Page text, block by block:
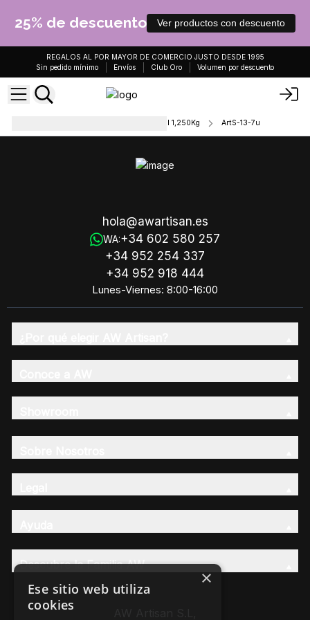
25% de descuento Ver productos con descuento
REGALOS AL POR MAYOR DE COMERCIO JUSTO DESDE 1995
Sin pedido mínimo
Envíos Club Oro Volumen por descuento
Jabón Artesanal con Aceite Vegetal 1,250Kg ArtS-13-7u
hola@awartisan.es
WA:+34 602 580 257
+34 952 254 337
+34 952 918 444
Lunes-Viernes: 8:00-16:00
Descubre la Familia AW
×
Ese sitio web utiliza
cookies